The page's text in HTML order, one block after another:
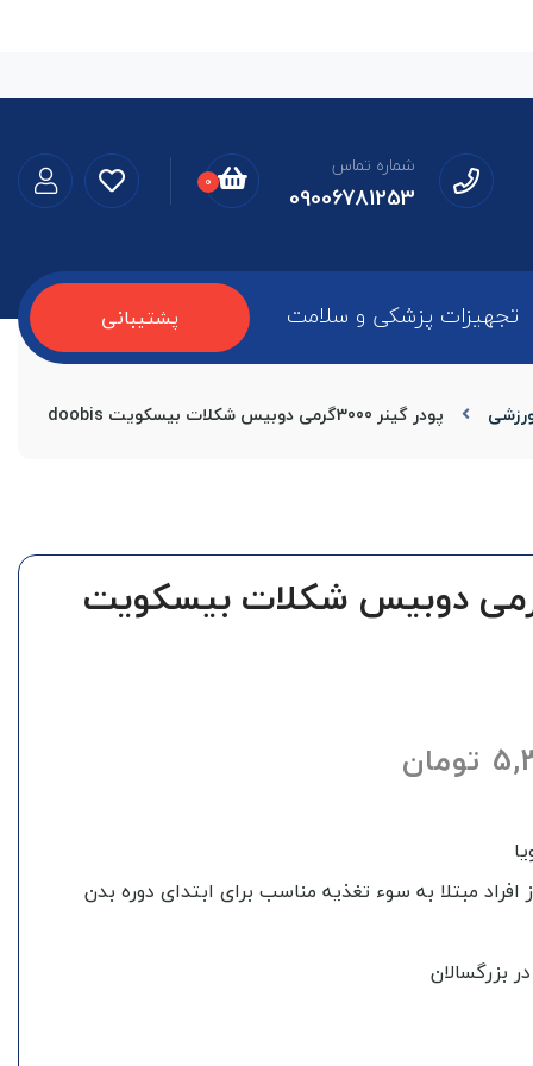
شماره تماس
09006781253
0
تجهیزات پزشکی و سلامت پشتیبانی
پودر گینر 3000گرمی دوبیس شکلات بیسکویت doobis
گینر 3000گرمی دوبیس شکلات بیسکویت
تومان
افراد مبتلا به سوء تغذیه مناسب برای ابتدای دوره بدن
بزرگسالان